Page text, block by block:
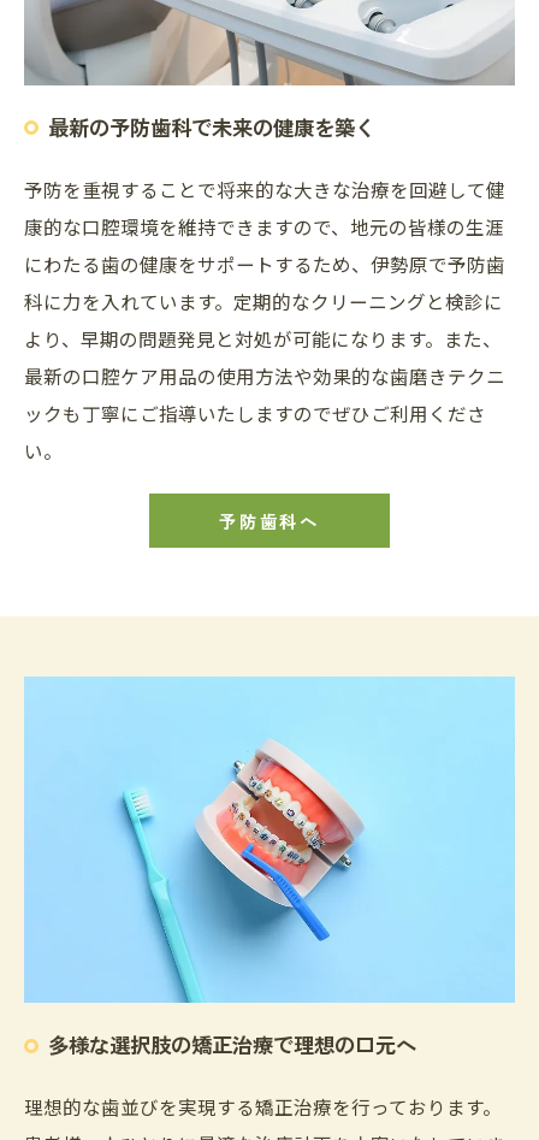
最新の予防歯科で未来の健康を築く
予防を重視することで将来的な大きな治療を回避して健
康的な口腔環境を維持できますので、地元の皆様の生涯
にわたる歯の健康をサポートするため、伊勢原で予防歯
科に力を入れています。定期的なクリーニングと検診に
より、早期の問題発見と対処が可能になります。また、
最新の口腔ケア用品の使用方法や効果的な歯磨きテクニ
ックも丁寧にご指導いたしますのでぜひご利用くださ
い。
予防歯科へ
多様な選択肢の矯正治療で理想の口元へ
理想的な歯並びを実現する矯正治療を行っております。